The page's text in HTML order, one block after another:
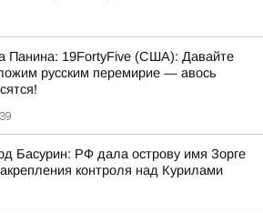
Панина: 19FortyFive (США): Давайте
русским перемирие — авось
Басурин: РФ дала острову имя Зорге
контроля над Курилами